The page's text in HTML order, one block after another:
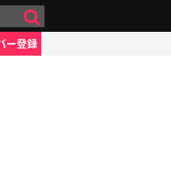
ー登録